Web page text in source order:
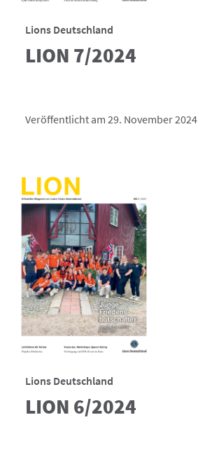
Lions Deutschland
LION 7/2024
Veröffentlicht am 29. November 2024
Lions Deutschland
LION 6/2024